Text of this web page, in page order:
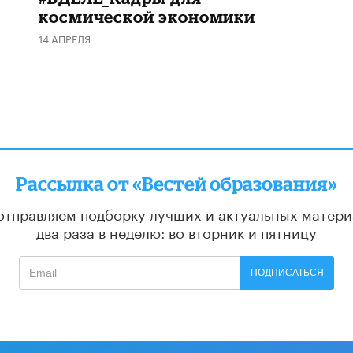
космической экономики
14 АПРЕЛЯ
Рассылка от «Вестей образования»
подборку лучших и актуальных
два раза в неделю: во вторник и пятницу
ПОДПИСАТЬСЯ